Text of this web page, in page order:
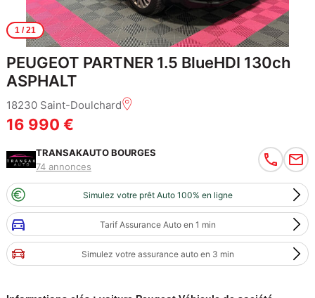
1/ 21
PEUGEOT PARTNER 1.5 BlueHDI 130ch
ASPHALT
18230 Saint-Doulchard
16 990 €
TRANSAKAUTO BOURGES
74 annonces
Simulez votre prêt Auto 100% en ligne
Tarif Assurance Auto en 1 min
Simulez votre assurance auto en 3 min